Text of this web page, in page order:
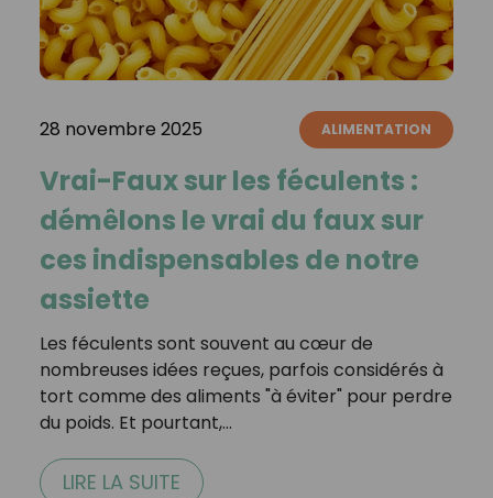
28 novembre 2025 ALIMENTATION
Vrai-Faux sur les féculents :
démêlons le vrai du faux sur
ces indispensables de notre
assiette
Les féculents sont souvent au cœur de
nombreuses idées reçues, parfois considérés à
tort comme des aliments "à éviter" pour perdre
du poids. Et pourtant,…
LIRE LA SUITE